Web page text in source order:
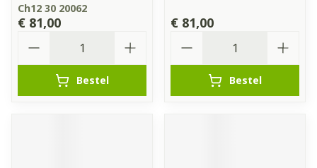
Ch12 30 20062
€ 81,00
Bestel
€ 81,00
Bestel